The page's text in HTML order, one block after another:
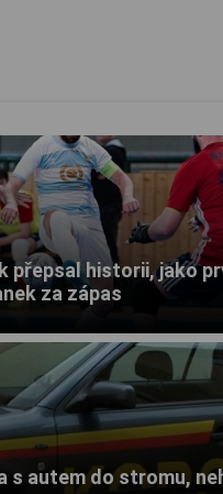
přepsal historii, jako
za zápas
s autem do stromu,